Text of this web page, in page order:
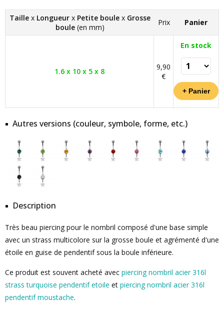
Taille x Longueur x Petite boule x Grosse
boule (en mm)
Prix Panier
1.6 x 10 x 5 x 8
9,90
€
En stock
Autres versions (couleur, symbole, forme, etc.)
Description
Très beau piercing pour le nombril composé d'une base simple
avec un strass multicolore sur la grosse boule et agrémenté d'une
étoile en guise de pendentif sous la boule inférieure.
Ce produit est souvent acheté avec piercing nombril acier 316l
strass turquoise pendentif etoile et piercing nombril acier 316l
pendentif moustache.